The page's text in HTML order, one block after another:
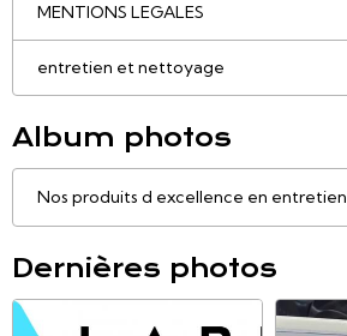
MENTIONS LEGALES
entretien et nettoyage
Album photos
Nos produits d excellence en entretien
Dernières photos